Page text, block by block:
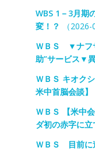
WBS 1－3月期
変！？
（2026-
ＷＢＳ ▼ナフ
助”サービス▼
ＷＢＳ キオク
米中首脳会談】
ＷＢＳ 【米中
ダ初の赤字に立
ＷＢＳ 目前に